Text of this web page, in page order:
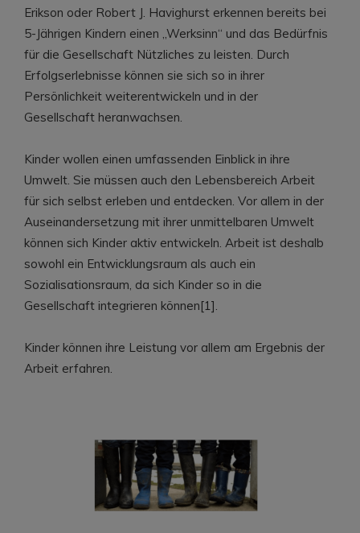
Erikson oder Robert J. Havighurst erkennen bereits bei
5-Jährigen Kindern einen „Werksinn“ und das Bedürfnis
für die Gesellschaft Nützliches zu leisten. Durch
Erfolgserlebnisse können sie sich so in ihrer
Persönlichkeit weiterentwickeln und in der
Gesellschaft heranwachsen.
Kinder wollen einen umfassenden Einblick in ihre
Umwelt. Sie müssen auch den Lebensbereich Arbeit
für sich selbst erleben und entdecken. Vor allem in der
Auseinandersetzung mit ihrer unmittelbaren Umwelt
können sich Kinder aktiv entwickeln. Arbeit ist deshalb
sowohl ein Entwicklungsraum als auch ein
Sozialisationsraum, da sich Kinder so in die
Gesellschaft integrieren können[1].
Kinder können ihre Leistung vor allem am Ergebnis der
Arbeit erfahren.